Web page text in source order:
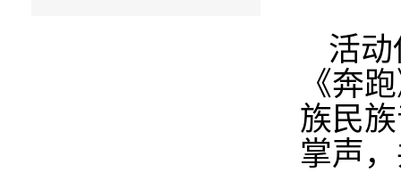
活动
《奔
族民
掌声